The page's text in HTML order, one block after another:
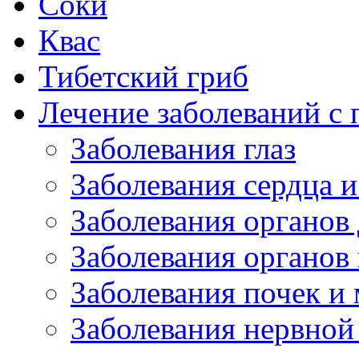
Квас
Тибетский гриб
Лечение заболеваний
Заболевания глаз
Заболевания сердца
Заболевания
Заболевания
Заболевания почек
Заболевания